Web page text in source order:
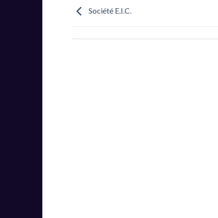
Société E.I.C.